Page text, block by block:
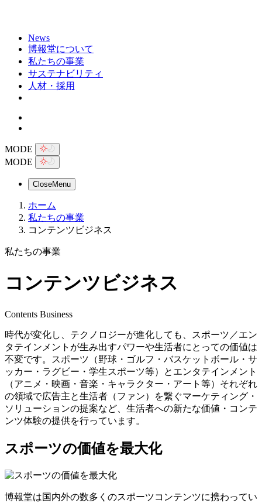
News
博報堂について
私たちの事業
サステナビリティ
人材・採用
MODE
MODE
CloseMenu
ホーム
私たちの事業
コンテンツビジネス
私たちの事業
コンテンツ ビジネス
Contents Business
時代が変化し、テクノロジーが進化しても、スポーツ／エン
タテインメントが生み出すパワーや生活者にとっての価値は
不変です。スポーツ（野球・ゴルフ・バスケットボール・サ
ッカー・ラグビー・学生スポーツ等）とエンタテインメント
（アニメ・映画・音楽・キャラクター・アート等）それぞれ
の領域で広告主と生活者（ファン）を繋ぐマーケティング・
ソリューションの提案など、生活者への新たな価値・コンテ
ンツ体験の提供を行っています。
スポーツの価値を最大化
博報堂は国内外の数多くのスポーツコンテンツに携わってい